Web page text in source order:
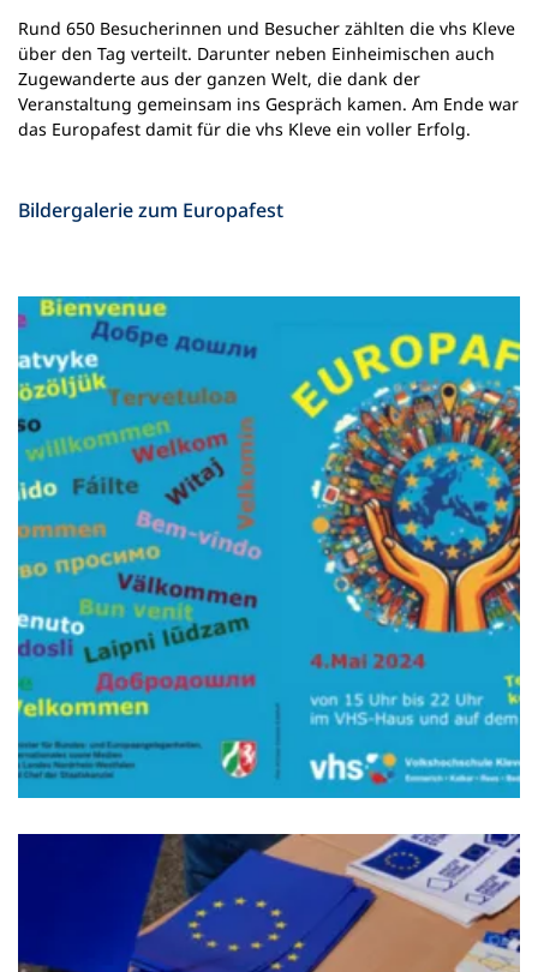
Rund 650 Besucherinnen und Besucher zählten die vhs Kleve
über den Tag verteilt. Darunter neben Einheimischen auch
Zugewanderte aus der ganzen Welt, die dank der
Veranstaltung gemeinsam ins Gespräch kamen. Am Ende war
das Europafest damit für die vhs Kleve ein voller Erfolg.
Bildergalerie zum Europafest